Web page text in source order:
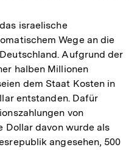
israelische
Wege an die
Aufgrund der
halben Millionen
dem Staat Kosten in
entstanden. Dafür
von
Dollar davon wurde als
angesehen, 500